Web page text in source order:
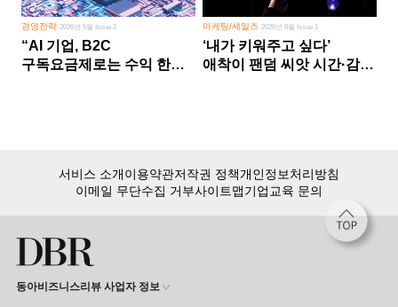
경영전략 2026년 5월 Issue 2
“AI 기업, B2C
구독요금제로는 수익 한계
마케팅/세일즈 2026년 8월 Issue 1
‘내가 키워주고 싶다’
애착이 팬덤 씨앗 시간·감정
서비스 소개이용약관저작권 정책개인정보처리방침
이메일 무단수집 거부사이트맵기업교육 문의
동아비즈니스리뷰 사업자 정보